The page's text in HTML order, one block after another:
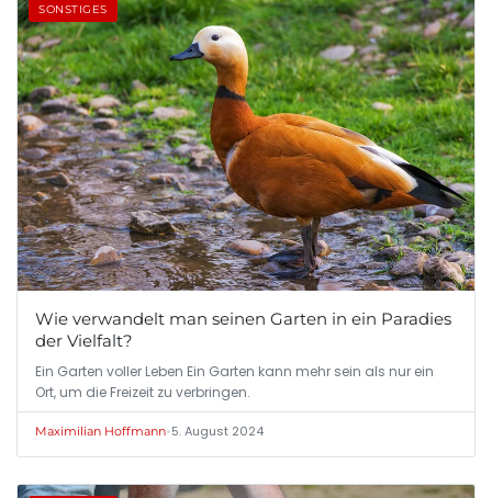
SONSTIGES
Wie verwandelt man seinen Garten in ein Paradies
der Vielfalt?
Ein Garten voller Leben Ein Garten kann mehr sein als nur ein
Ort, um die Freizeit zu verbringen.
Maximilian Hoffmann•5. August 2024